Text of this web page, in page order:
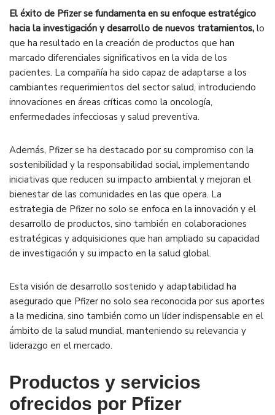
El éxito de Pfizer se fundamenta en su enfoque estratégico
hacia la investigación y desarrollo de nuevos tratamientos, lo
que ha resultado en la creación de productos que han
marcado diferenciales significativos en la vida de los
pacientes. La compañía ha sido capaz de adaptarse a los
cambiantes requerimientos del sector salud, introduciendo
innovaciones en áreas críticas como la oncología,
enfermedades infecciosas y salud preventiva.
Además, Pfizer se ha destacado por su compromiso con la
sostenibilidad y la responsabilidad social, implementando
iniciativas que reducen su impacto ambiental y mejoran el
bienestar de las comunidades en las que opera. La
estrategia de Pfizer no solo se enfoca en la innovación y el
desarrollo de productos, sino también en colaboraciones
estratégicas y adquisiciones que han ampliado su capacidad
de investigación y su impacto en la salud global.
Esta visión de desarrollo sostenido y adaptabilidad ha
asegurado que Pfizer no solo sea reconocida por sus aportes
a la medicina, sino también como un líder indispensable en el
ámbito de la salud mundial, manteniendo su relevancia y
liderazgo en el mercado.
Productos y servicios
ofrecidos por Pfizer